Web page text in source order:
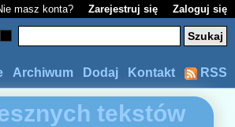
masz konta? Zarejestruj się Zaloguj się
RSS
Kontakt
Dodaj
Archiwum
tekstów